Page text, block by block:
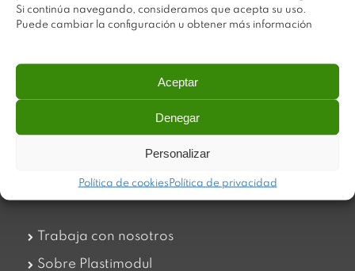
Si continúa navegando, consideramos que acepta su uso.
Puede cambiar la configuración u obtener más información
Aceptar
Denegar
Personalizar
Política de cookies Política de privacidad
Plastimodul tiene como objetivo ofrecer productos
dinámicas y operativas. Utilizamos materiales de primera
Trabaja con nosotros
Sobre Plastimodul